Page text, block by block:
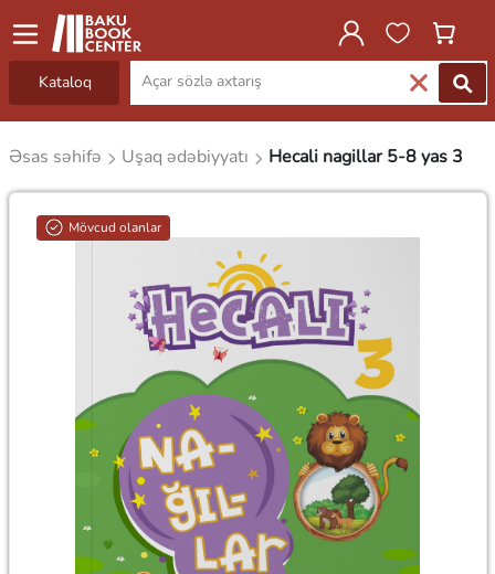
Kataloq
Əsas səhifə Uşaq ədəbiyyatı Hecali nagillar 5-8 yas 3
Mövcud olanlar